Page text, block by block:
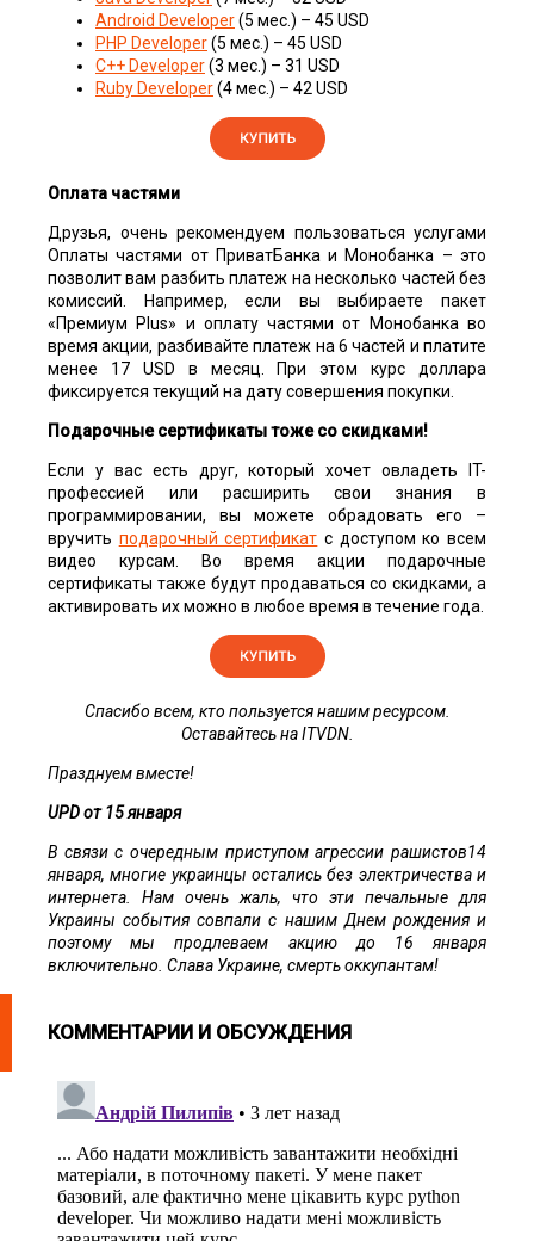
Android Developer(5 мес.) – 45 USD
PHP Developer(5 мес.) – 45 USD
C++ Developer(3 мес.) – 31 USD
Ruby Developer(4 мес.) – 42 USD
Оплата частями
Друзья, очень рекомендуем пользоваться услугами
Оплаты частями от ПриватБанка и Монобанка – это
позволит вам разбить платеж на несколько частей без
комиссий. Например, если вы выбираете пакет
«Премиум Plus» и оплату частями от Монобанка во
время акции, разбивайте платеж на 6 частей и платите
менее 17 USD в месяц. При этом курс доллара
фиксируется текущий на дату совершения покупки.
Подарочные сертификаты тоже со скидками!
Если у вас есть друг, который хочет овладеть IT-
профессией или расширить свои знания в
программировании, вы можете обрадовать его –
вручить подарочный сертификат с доступом ко всем
видео курсам. Во время акции подарочные
сертификаты также будут продаваться со скидками, а
активировать их можно в любое время в течение года.
Спасибо всем, кто пользуется нашим ресурсом.
Оставайтесь на ITVDN.
Празднуем вместе!
UPD от 15 января
В связи с очередным приступом агрессии рашистов14
января, многие украинцы остались без электричества и
интернета. Нам очень жаль, что эти печальные для
Украины события совпали с нашим Днем рождения и
поэтому мы продлеваем акцию до 16 января
включительно. Слава Украине, смерть оккупантам!
КОММЕНТАРИИ И ОБСУЖДЕНИЯ